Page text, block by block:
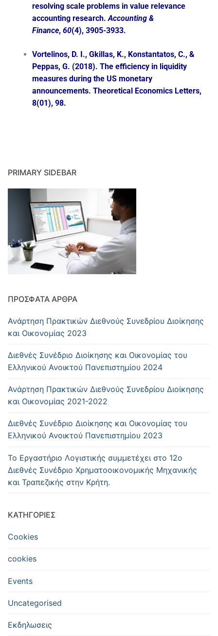
resolving scale problems in value relevance
accounting research.Accounting &
Finance, 60(4), 3905-3933.
Vortelinos, D. I., Gkillas, K., Konstantatos, C., &
Peppas, G. (2018). The efficiency in liquidity
measures during the US monetary
announcements. Theoretical Economics Letters,
8(01), 98.
PRIMARY SIDEBAR
ΠΡΌΣΦΑΤΑ ΆΡΘΡΑ
Ανάρτηση Πρακτικών Διεθνούς Συνεδρίου Διοίκησης
και Οικονομίας 2023
Διεθνές Συνέδριο Διοίκησης και Οικονομίας του
Ελληνικού Ανοικτού Πανεπιστημίου 2024
Ανάρτηση Πρακτικών Διεθνούς Συνεδρίου Διοίκησης
και Οικονομίας 2021-2022
Διεθνές Συνέδριο Διοίκησης και Οικονομίας του
Ελληνικού Ανοικτού Πανεπιστημίου 2023
Το Εργαστήριο Λογιστικής συμμετέχει στο 12ο
Διεθνές Συνέδριο Χρηματοοικονομικής Μηχανικής
και Τραπεζικής στην Κρήτη.
KΑΤΗΓΟΡΊΕΣ
Cookies
cookies
Events
Uncategorised
Εκδηλωσεις